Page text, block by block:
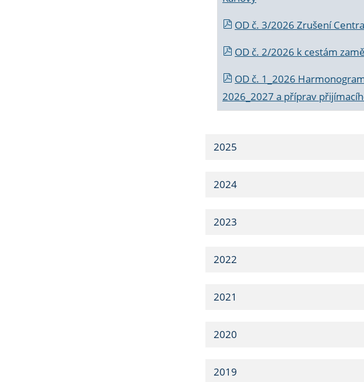
OD č. 3/2026 Zrušení
OD č. 2/2026 k cestám
OD č. 1_2026
2026_2027 a příprav
2025
2024
2023
2022
2021
2020
2019